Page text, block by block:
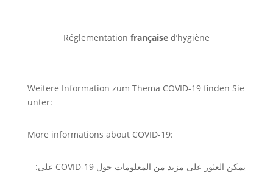
Réglementation françaised’hygiène
Weitere Information zum Thema COVID-19 finden Sie
unter:
More informations about COVID-19:
يمكن العثور على مزيد من المعلومات حول COVID-19 على: